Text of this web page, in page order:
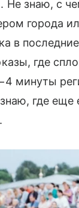
знаю, с
города
в
где
минуты
где